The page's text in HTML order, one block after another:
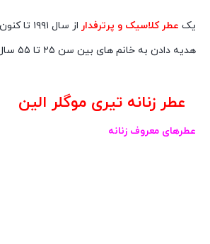
یک عطر کلاسیک و پرترفدار
از سال
هدیه دادن به خانم های بین سن ۲۵ تا ۵۵ سال.
عطر زنانه تیری موگلر الین
عطرهای معروف زنانه